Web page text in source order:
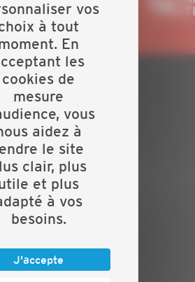
DU SITE
vos
à tout
En
les
cookies de
mesure
vous
aidez à
le site
clair, plus
et plus
à vos
besoins.
J'accepte